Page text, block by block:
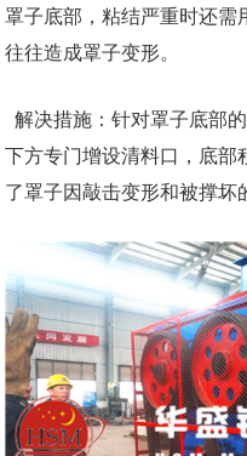
罩子底部，粘结严重时还需
往往造成罩子变形。
解决措施：针对罩子底部
下方专门增设清料口，底部
了罩子因敲击变形和被撑坏